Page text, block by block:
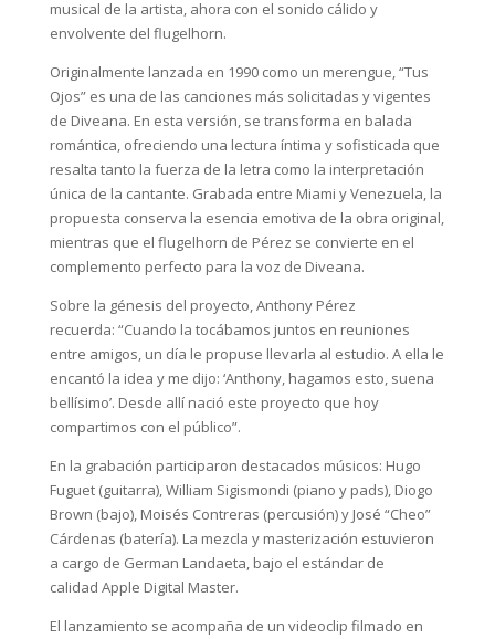
musical de la artista, ahora con el sonido cálido y
envolvente del flugelhorn.
Originalmente lanzada en 1990 como un merengue, “Tus
Ojos” es una de las canciones más solicitadas y vigentes
de Diveana. En esta versión, se transforma en balada
romántica, ofreciendo una lectura íntima y sofisticada que
resalta tanto la fuerza de la letra como la interpretación
única de la cantante. Grabada entre Miami y Venezuela, la
propuesta conserva la esencia emotiva de la obra original,
mientras que el flugelhorn de Pérez se convierte en el
complemento perfecto para la voz de Diveana.
Sobre la génesis del proyecto, Anthony Pérez
recuerda: “Cuando la tocábamos juntos en reuniones
entre amigos, un día le propuse llevarla al estudio. A ella le
encantó la idea y me dijo: ‘Anthony, hagamos esto, suena
bellísimo’. Desde allí nació este proyecto que hoy
compartimos con el público”.
En la grabación participaron destacados músicos: Hugo
Fuguet (guitarra), William Sigismondi (piano y pads), Diogo
Brown (bajo), Moisés Contreras (percusión) y José “Cheo”
Cárdenas (batería). La mezcla y masterización estuvieron
a cargo de German Landaeta, bajo el estándar de
calidad Apple Digital Master.
El lanzamiento se acompaña de un videoclip filmado en